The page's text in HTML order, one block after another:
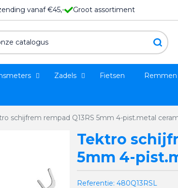
vanaf €45,- Groot assortiment
Zadels Fietsen Remmen
schijfrem rempad Q13RS 5mm 4-pist.metal
Tektro
5mm 4-
Referentie: 480Q13RSL